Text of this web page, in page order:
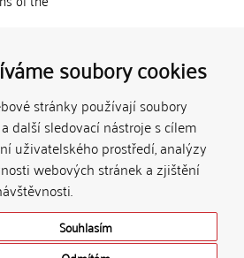
soubory cookies
stránky používají soubory
další sledovací nástroje s cílem
uživatelského prostředí, analýzy
webových stránek a zjištění
Souhlasím
k
vydávány
jinou
autora.
shall not
of
other